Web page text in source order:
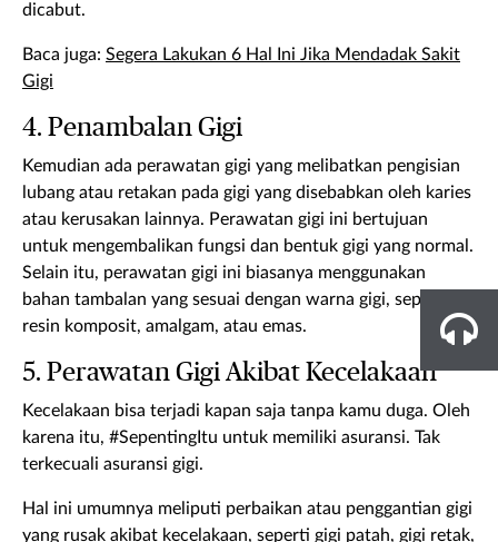
dicabut.
Baca juga: Segera Lakukan 6 Hal Ini Jika Mendadak Sakit
Gigi
4. Penambalan Gigi
Kemudian ada perawatan gigi yang melibatkan pengisian
lubang atau retakan pada gigi yang disebabkan oleh karies
atau kerusakan lainnya. Perawatan gigi ini bertujuan
untuk mengembalikan fungsi dan bentuk gigi yang normal.
Selain itu, perawatan gigi ini biasanya menggunakan
bahan tambalan yang sesuai dengan warna gigi, seperti
resin komposit, amalgam, atau emas.
5. Perawatan Gigi Akibat Kecelakaan
Kecelakaan bisa terjadi kapan saja tanpa kamu duga. Oleh
karena itu, #SepentingItu untuk memiliki asuransi. Tak
terkecuali asuransi gigi.
Hal ini umumnya meliputi perbaikan atau penggantian gigi
yang rusak akibat kecelakaan, seperti gigi patah, gigi retak,